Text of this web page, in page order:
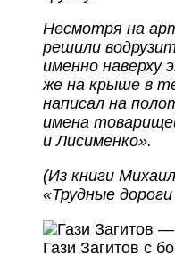
Несмотря на
решили
именно наверху
же на крыше в
написал на
имена
и Лисименко».
(Из книги
«Трудные
Гази Загитов с